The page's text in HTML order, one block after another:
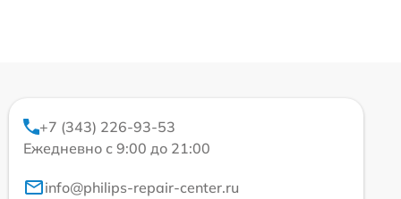
+7 (343) 226-93-53
Ежедневно с 9:00 до 21:00
info@philips-repair-center.ru